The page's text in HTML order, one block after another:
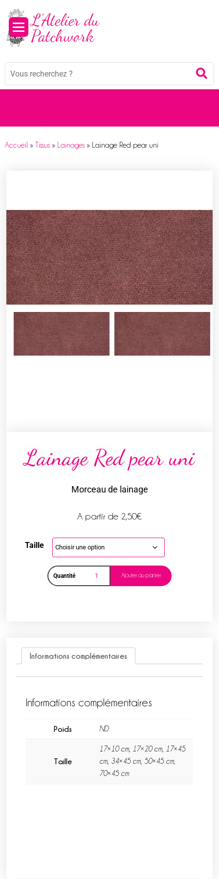
Mots
Accueil » Tissus » Lainages » Lainage Red pear uni
Lainage Red pear uni
Morceau de lainage
A partir de 2,50€
Taille
Quantité Ajouter au panier
Informations complémentaires
Informations complémentaires
Poids ND
Taille
17×10 cm, 17×20 cm, 17×45
cm, 34×45 cm, 50×45 cm,
70×45 cm
Panneau de gestion des cookies